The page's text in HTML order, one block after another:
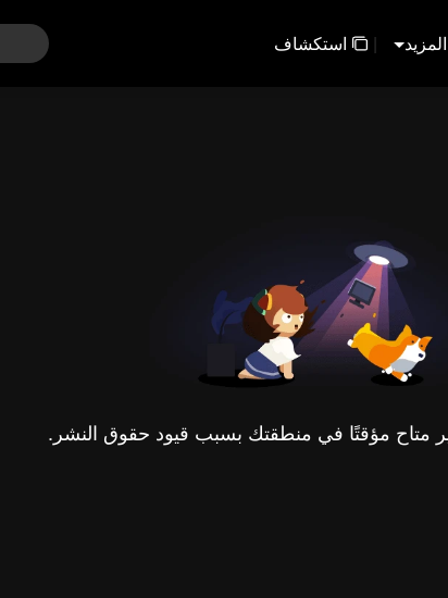
المزيد | استكشاف
متاح مؤقتًا في منطقتك بسبب قيود حقوق النشر.